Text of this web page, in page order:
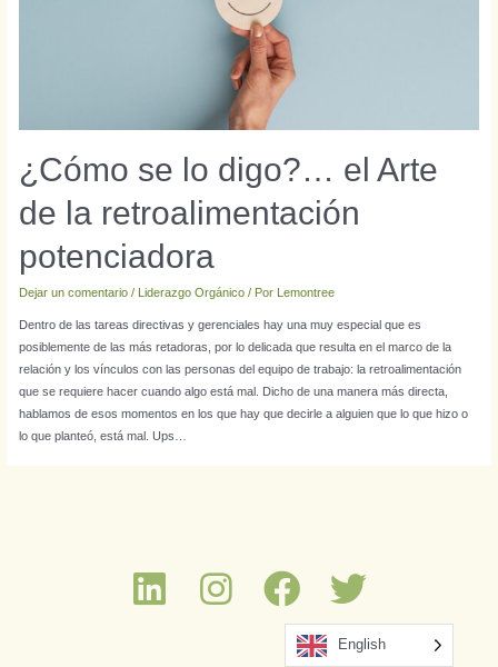
¿Cómo se lo digo?… el Arte
de la retroalimentación
potenciadora
Dejar un comentario / Liderazgo Orgánico/ Por Lemontree
Dentro de las tareas directivas y gerenciales hay una muy especial que es
posiblemente de las más retadoras, por lo delicada que resulta en el marco de la
relación y los vínculos con las personas del equipo de trabajo: la retroalimentación
que se requiere hacer cuando algo está mal. Dicho de una manera más directa,
hablamos de esos momentos en los que hay que decirle a alguien que lo que hizo o
lo que planteó, está mal. Ups…
English